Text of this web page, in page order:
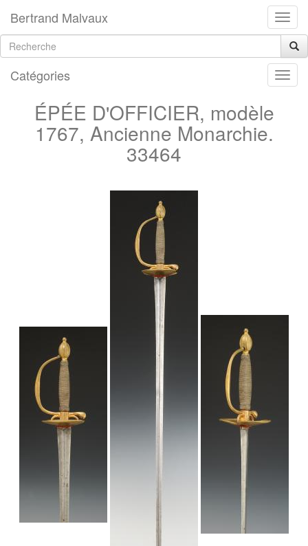
Bertrand Malvaux
Catégories
ÉPÉE D'OFFICIER, modèle
1767, Ancienne Monarchie.
33464